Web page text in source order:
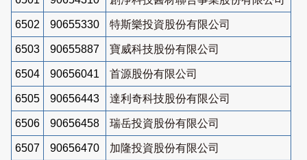
6502 90655330 特斯樂投資股份有限公司
6503 90655887 寶威科技股份有限公司
6504 90656041 首源股份有限公司
6505 90656443 達利奇科技股份有限公司
6506 90656458 瑞岳投資股份有限公司
6507 90656470 加隆投資股份有限公司